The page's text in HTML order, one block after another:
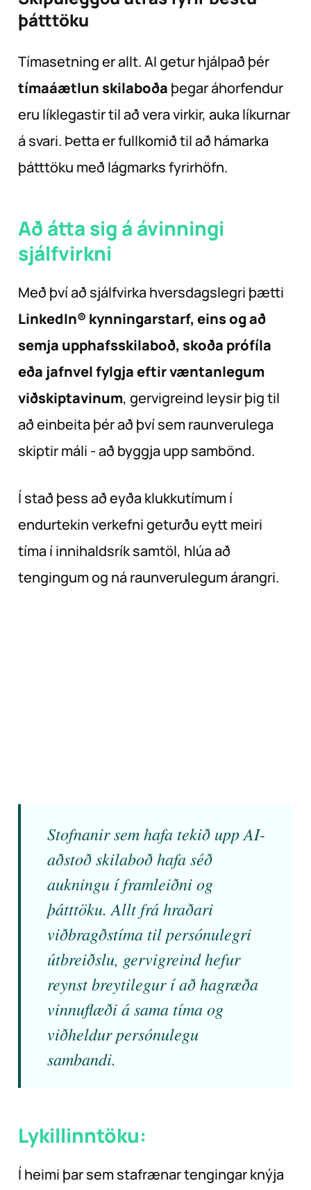
þátttöku
Tímasetning er allt. AI getur hjálpað þér
tímaáætlun skilaboða þegar áhorfendur
eru líklegastir til að vera virkir, auka líkurnar
á svari. Þetta er fullkomið til að hámarka
þátttöku með lágmarks fyrirhöfn.
Að átta sig á ávinningi
sjálfvirkni
Með því að sjálfvirka hversdagslegri þætti
LinkedIn® kynningarstarf, eins og að
semja upphafsskilaboð, skoða prófíla
eða jafnvel fylgja eftir væntanlegum
viðskiptavinum, gervigreind leysir þig til
að einbeita þér að því sem raunverulega
skiptir máli - að byggja upp sambönd.
Í stað þess að eyða klukkutímum í
endurtekin verkefni geturðu eytt meiri
tíma í innihaldsrík samtöl, hlúa að
tengingum og ná raunverulegum árangri.
Stofnanir sem hafa tekið upp AI-
aðstoð skilaboð hafa séð
aukningu í framleiðni og
þátttöku. Allt frá hraðari
viðbragðstíma til persónulegri
útbreiðslu, gervigreind hefur
reynst breytilegur í að hagræða
vinnuflæði á sama tíma og
viðheldur persónulegu
sambandi.
Lykillinntöku:
Í heimi þar sem stafrænar tengingar knýja